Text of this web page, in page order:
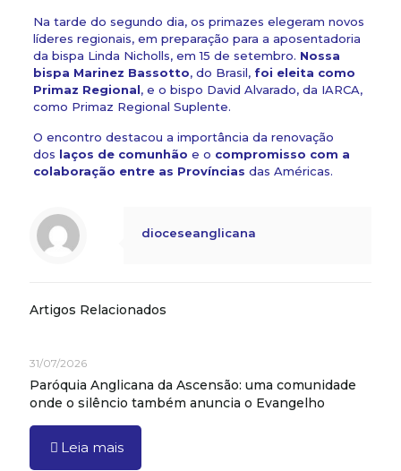
Na tarde do segundo dia, os primazes elegeram novos
líderes regionais, em preparação para a aposentadoria
da bispa Linda Nicholls, em 15 de setembro. Nossa
bispa Marinez Bassotto, do Brasil, foi eleita como
Primaz Regional, e o bispo David Alvarado, da IARCA,
como Primaz Regional Suplente.
O encontro destacou a importância da renovação
dos laços de comunhão e o compromisso com a
colaboração entre as Províncias das Américas.
dioceseanglicana
Artigos Relacionados
31/07/2026
Paróquia Anglicana da Ascensão: uma comunidade
onde o silêncio também anuncia o Evangelho
Leia mais